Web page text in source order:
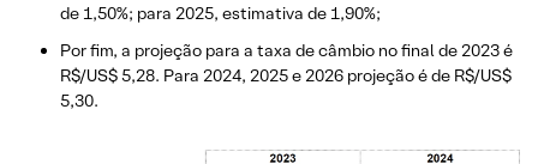
de 1,50%; para 2025, estimativa de 1,90%;
Por fim, a projeção para a taxa de câmbio no final de 2023 é
R$/US$ 5,28. Para 2024, 2025 e 2026 projeção é de R$/US$
5,30.